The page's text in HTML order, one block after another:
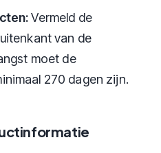
Vermeld de
van de
moet de
270 dagen zijn.